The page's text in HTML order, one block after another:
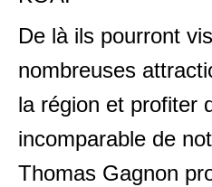
De là ils pourront
nombreuses
la région et profiter
incomparable de
Thomas Gagnon